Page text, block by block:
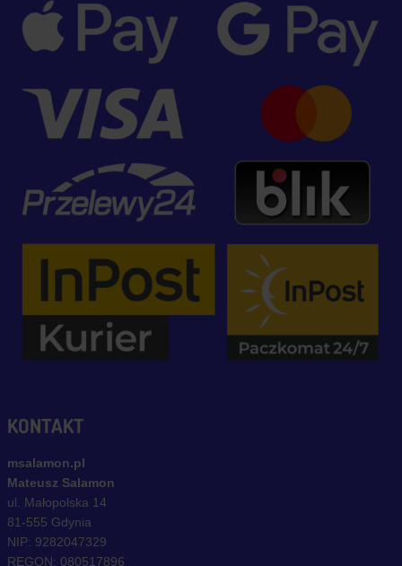
KONTAKT
msalamon.pl
Mateusz Salamon
ul. Małopolska 14
81-555 Gdynia
NIP: 9282047329
REGON: 080517896